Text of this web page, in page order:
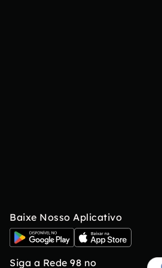
Baixe Nosso Aplicativo
Siga a Rede 98 no